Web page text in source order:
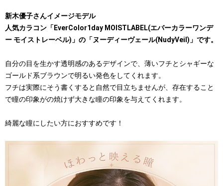
新木優子さんイメージモデル
人気カラコン「EverColor1day MOISTLABEL(エバーカラーワンデ
ー モイストレーベル)」の「ヌーディーヴェール(NudyVeil)」です。
自分の目を生かす透明感のあるデザインで、薄いフチとシャギーな
ゴールド系ブラウンで明るい発色をしてくれます。
フチは実際にそう書くすると自然で目立ちませんが、存在すること
で瞳の印象がの焼けず大きな瞳の印象を与えてくれます。
綺麗な瞳にしたい方におすすめです！